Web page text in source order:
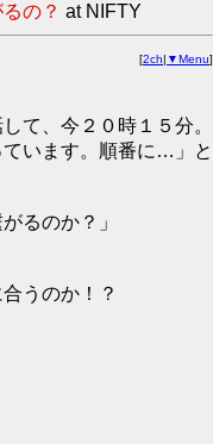
の？ at NIFTY
[2ch| ▼Menu]
て、今２０時１５分。
います。順番に…」と
るのか？」
うのか！？